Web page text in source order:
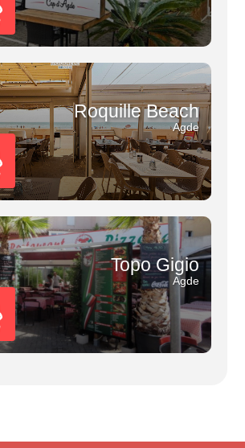
Roquille Beach
Agde
Topo Gigio
Agde